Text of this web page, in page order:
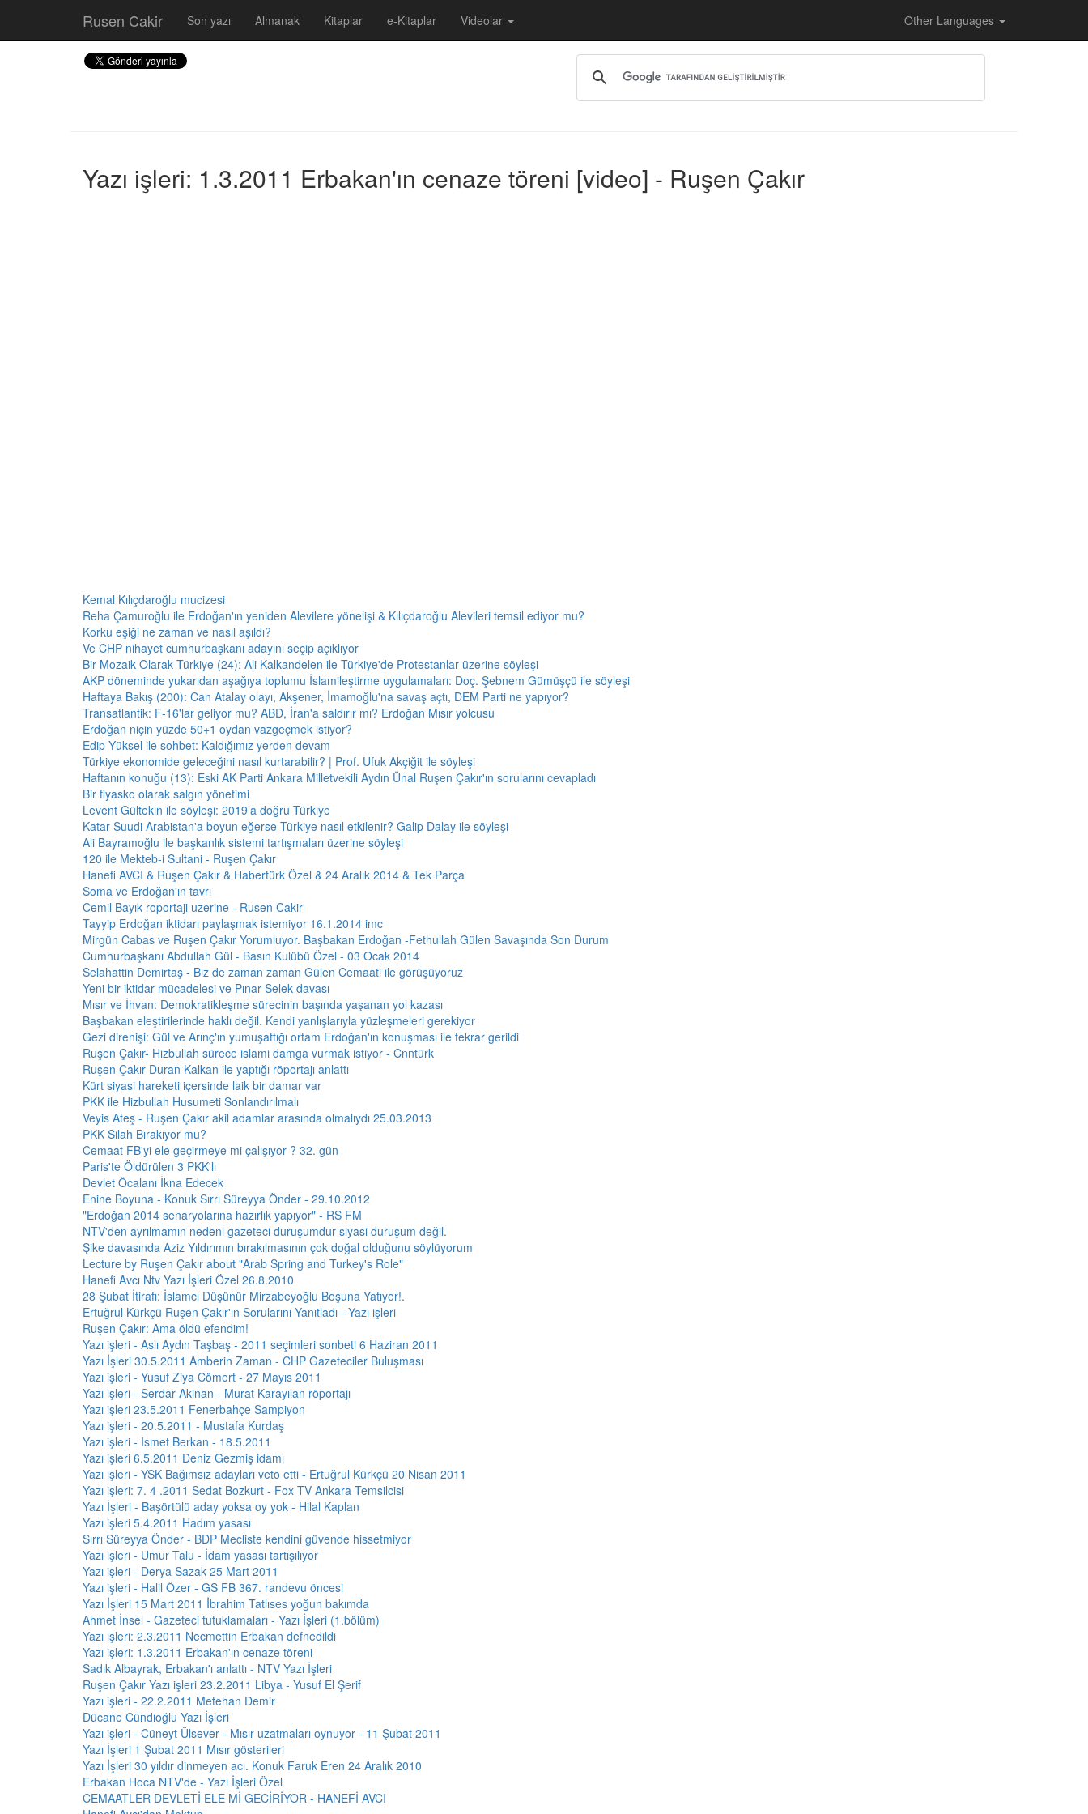
Rusen Cakir Son yazı Almanak Kitaplar e-Kitaplar Videolar Other Languages
Yazı işleri: 1.3.2011 Erbakan'ın cenaze töreni [video] - Ruşen Çakır
Kemal Kılıçdaroğlu mucizesi
Reha Çamuroğlu ile Erdoğan'ın yeniden Alevilere yönelişi & Kılıçdaroğlu Alevileri temsil ediyor mu?
Korku eşiği ne zaman ve nasıl aşıldı?
Ve CHP nihayet cumhurbaşkanı adayını seçip açıklıyor
Bir Mozaik Olarak Türkiye (24): Ali Kalkandelen ile Türkiye'de Protestanlar üzerine söyleşi
AKP döneminde yukarıdan aşağıya toplumu İslamileştirme uygulamaları: Doç. Şebnem Gümüşçü ile söyleşi
Haftaya Bakış (200): Can Atalay olayı, Akşener, İmamoğlu'na savaş açtı, DEM Parti ne yapıyor?
Transatlantik: F-16'lar geliyor mu? ABD, İran'a saldırır mı? Erdoğan Mısır yolcusu
Erdoğan niçin yüzde 50+1 oydan vazgeçmek istiyor?
Edip Yüksel ile sohbet: Kaldığımız yerden devam
Türkiye ekonomide geleceğini nasıl kurtarabilir? | Prof. Ufuk Akçiğit ile söyleşi
Haftanın konuğu (13): Eski AK Parti Ankara Milletvekili Aydın Ünal Ruşen Çakır'ın sorularını cevapladı
Bir fiyasko olarak salgın yönetimi
Levent Gültekin ile söyleşi: 2019’a doğru Türkiye
Katar Suudi Arabistan'a boyun eğerse Türkiye nasıl etkilenir? Galip Dalay ile söyleşi
Ali Bayramoğlu ile başkanlık sistemi tartışmaları üzerine söyleşi
120 ile Mekteb-i Sultani - Ruşen Çakır
Hanefi AVCI & Ruşen Çakır & Habertürk Özel & 24 Aralık 2014 & Tek Parça
Soma ve Erdoğan'ın tavrı
Cemil Bayık roportaji uzerine - Rusen Cakir
Tayyip Erdoğan iktidarı paylaşmak istemiyor 16.1.2014 imc
Mirgün Cabas ve Ruşen Çakır Yorumluyor. Başbakan Erdoğan -Fethullah Gülen Savaşında Son Durum
Cumhurbaşkanı Abdullah Gül - Basın Kulübü Özel - 03 Ocak 2014
Selahattin Demirtaş - Biz de zaman zaman Gülen Cemaati ile görüşüyoruz
Yeni bir iktidar mücadelesi ve Pınar Selek davası
Mısır ve İhvan: Demokratikleşme sürecinin başında yaşanan yol kazası
Başbakan eleştirilerinde haklı değil. Kendi yanlışlarıyla yüzleşmeleri gerekiyor
Gezi direnişi: Gül ve Arınç'ın yumuşattığı ortam Erdoğan'ın konuşması ile tekrar gerildi
Ruşen Çakır- Hizbullah sürece islami damga vurmak istiyor - Cnntürk
Ruşen Çakır Duran Kalkan ile yaptığı röportajı anlattı
Kürt siyasi hareketi içersinde laik bir damar var
PKK ile Hizbullah Husumeti Sonlandırılmalı
Veyis Ateş - Ruşen Çakır akil adamlar arasında olmalıydı 25.03.2013
PKK Silah Bırakıyor mu?
Cemaat FB'yi ele geçirmeye mi çalışıyor ? 32. gün
Paris'te Öldürülen 3 PKK'lı
Devlet Öcalanı İkna Edecek
Enine Boyuna - Konuk Sırrı Süreyya Önder - 29.10.2012
"Erdoğan 2014 senaryolarına hazırlık yapıyor" - RS FM
NTV'den ayrılmamın nedeni gazeteci duruşumdur siyasi duruşum değil.
Şike davasında Aziz Yıldırımın bırakılmasının çok doğal olduğunu söylüyorum
Lecture by Ruşen Çakır about "Arab Spring and Turkey's Role"
Hanefi Avcı Ntv Yazı İşleri Özel 26.8.2010
28 Şubat İtirafı: İslamcı Düşünür Mirzabeyoğlu Boşuna Yatıyor!.
Ertuğrul Kürkçü Ruşen Çakır'ın Sorularını Yanıtladı - Yazı işleri
Ruşen Çakır: Ama öldü efendim!
Yazı işleri - Aslı Aydın Taşbaş - 2011 seçimleri sonbeti 6 Haziran 2011
Yazı İşleri 30.5.2011 Amberin Zaman - CHP Gazeteciler Buluşması
Yazı işleri - Yusuf Ziya Cömert - 27 Mayıs 2011
Yazı işleri - Serdar Akinan - Murat Karayılan röportajı
Yazı işleri 23.5.2011 Fenerbahçe Sampiyon
Yazı işleri - 20.5.2011 - Mustafa Kurdaş
Yazı işleri - Ismet Berkan - 18.5.2011
Yazı işleri 6.5.2011 Deniz Gezmiş idamı
Yazı işleri - YSK Bağımsız adayları veto etti - Ertuğrul Kürkçü 20 Nisan 2011
Yazı işleri: 7. 4 .2011 Sedat Bozkurt - Fox TV Ankara Temsilcisi
Yazı İşleri - Başörtülü aday yoksa oy yok - Hilal Kaplan
Yazı işleri 5.4.2011 Hadım yasası
Sırrı Süreyya Önder - BDP Mecliste kendini güvende hissetmiyor
Yazı işleri - Umur Talu - İdam yasası tartışılıyor
Yazı işleri - Derya Sazak 25 Mart 2011
Yazı işleri - Halil Özer - GS FB 367. randevu öncesi
Yazı İşleri 15 Mart 2011 İbrahim Tatlıses yoğun bakımda
Ahmet İnsel - Gazeteci tutuklamaları - Yazı İşleri (1.bölüm)
Yazı işleri: 2.3.2011 Necmettin Erbakan defnedildi
Yazı işleri: 1.3.2011 Erbakan'ın cenaze töreni
Sadık Albayrak, Erbakan'ı anlattı - NTV Yazı İşleri
Ruşen Çakır Yazı işleri 23.2.2011 Libya - Yusuf El Şerif
Yazı işleri - 22.2.2011 Metehan Demir
Dücane Cündioğlu Yazı İşleri
Yazı işleri - Cüneyt Ülsever - Mısır uzatmaları oynuyor - 11 Şubat 2011
Yazı İşleri 1 Şubat 2011 Mısır gösterileri
Yazı İşleri 30 yıldır dinmeyen acı. Konuk Faruk Eren 24 Aralık 2010
Erbakan Hoca NTV'de - Yazı İşleri Özel
CEMAATLER DEVLETİ ELE Mİ GECİRİYOR - HANEFİ AVCI